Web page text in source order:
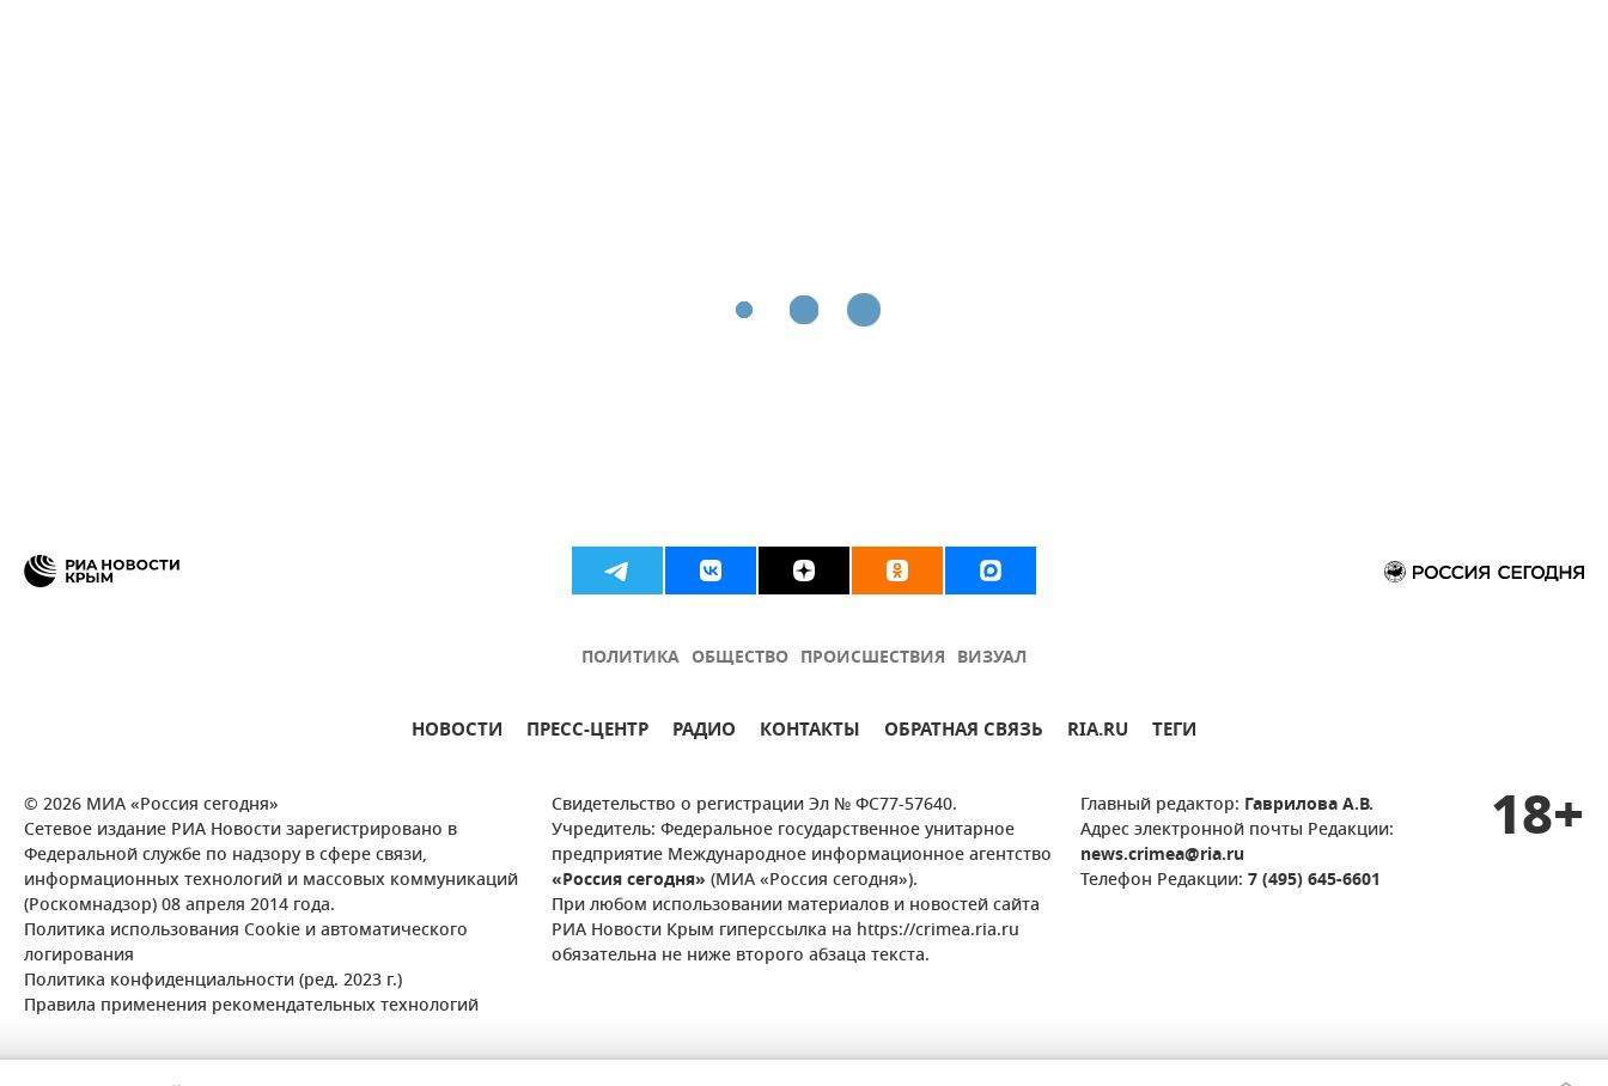
ПОЛИТИКА ОБЩЕСТВО ПРОИСШЕСТВИЯ ВИЗУАЛ
НОВОСТИ ПРЕСС-ЦЕНТР РАДИО КОНТАКТЫ ОБРАТНАЯ СВЯЗЬ RIA.RU ТЕГИ
© 2026 МИА «Россия сегодня»
Сетевое издание РИА Новости зарегистрировано в
Федеральной службе по надзору в сфере связи,
информационных технологий и массовых коммуникаций
(Роскомнадзор) 08 апреля 2014 года.
Политика использования Cookie и автоматического
логирования
Политика конфиденциальности (ред. 2023 г.)
Правила применения рекомендательных технологий
Свидетельство о регистрации Эл № ФС77-57640.
Учредитель: Федеральное государственное унитарное
предприятие Международное информационное агентство
«Россия сегодня» (МИА «Россия сегодня»).
При любом использовании материалов и новостей сайта
РИА Новости Крым гиперссылка на https://crimea.ria.ru
обязательна не ниже второго абзаца текста.
Главный редактор: Гаврилова А.В.
Адрес электронной почты Редакции:
news.crimea@ria.ru
Телефон Редакции: 7 (495) 645-6601
18+